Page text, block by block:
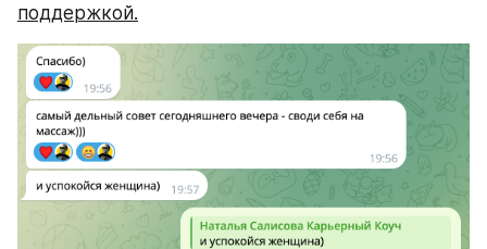
поддержкой.